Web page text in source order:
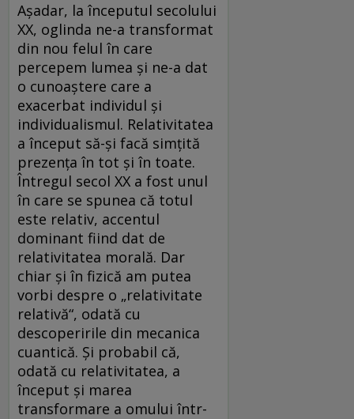
Așadar, la începutul secolului
XX, oglinda ne-a transformat
din nou felul în care
percepem lumea și ne-a dat
o cunoaștere care a
exacerbat individul și
individualismul. Relativitatea
a început să-și facă simțită
prezența în tot și în toate.
Întregul secol XX a fost unul
în care se spunea că totul
este relativ, accentul
dominant fiind dat de
relativitatea morală. Dar
chiar și în fizică am putea
vorbi despre o „relativitate
relativă“, odată cu
descoperirile din mecanica
cuantică. Și probabil că,
odată cu relativitatea, a
început și marea
transformare a omului într-